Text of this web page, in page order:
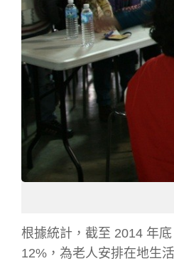
根據統計，截至 2014 年
12%，為老人安排在地生